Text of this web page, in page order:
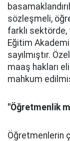
sözleşmeli,
farklı sektörde,
Eğitim
sayılmıştır.
maaş hakları
mahkum
"Öğretmenlik
Öğretmenlerin